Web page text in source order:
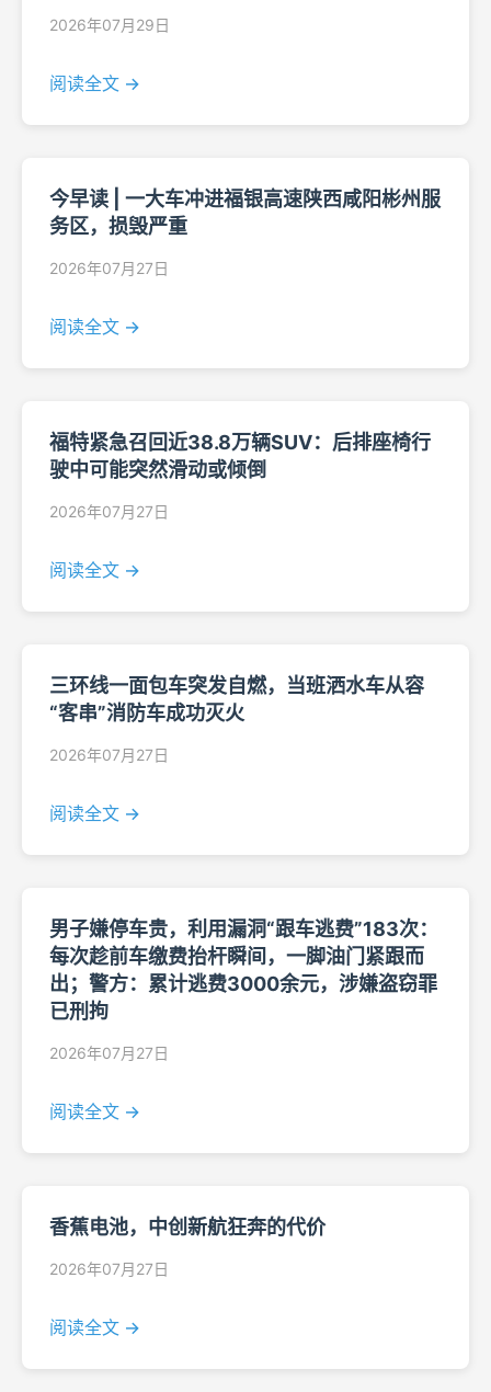
2026年07月29日
阅读全文 →
今早读 | 一大车冲进福银高速陕西咸阳彬州服
务区，损毁严重
2026年07月27日
阅读全文 →
福特紧急召回近38.8万辆SUV：后排座椅行
驶中可能突然滑动或倾倒
2026年07月27日
阅读全文 →
三环线一面包车突发自燃，当班洒水车从容
“客串”消防车成功灭火
2026年07月27日
阅读全文 →
男子嫌停车贵，利用漏洞“跟车逃费”183次：
每次趁前车缴费抬杆瞬间，一脚油门紧跟而
出；警方：累计逃费3000余元，涉嫌盗窃罪
已刑拘
2026年07月27日
阅读全文 →
香蕉电池，中创新航狂奔的代价
2026年07月27日
阅读全文 →